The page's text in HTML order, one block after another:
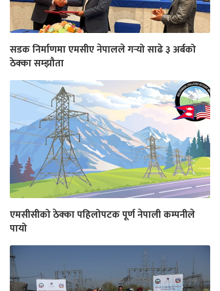
सडक निर्माणमा एमसीए नेपालले गर्‍यो साढे ३ अर्बको
ठेक्का सम्झौता
एमसीसीको ठेक्का पहिलोपटक पूर्ण नेपाली कम्पनीले
पायो